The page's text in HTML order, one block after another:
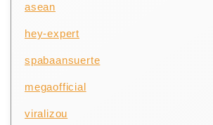
asean
hey-expert
spabaansuerte
megaofficial
viralizou